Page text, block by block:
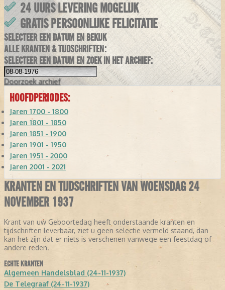
24 UURS LEVERING MOGELIJK
GRATIS PERSOONLIJKE FELICITATIE
SELECTEER EEN DATUM EN BEKIJK
ALLE KRANTEN & TIJDSCHRIFTEN:
SELECTEER EEN DATUM EN ZOEK IN HET ARCHIEF:
Doorzoek archief
HOOFDPERIODES:
Jaren 1700 - 1800
Jaren 1801 - 1850
Jaren 1851 - 1900
Jaren 1901 - 1950
Jaren 1951 - 2000
Jaren 2001 - 2021
KRANTEN EN TIJDSCHRIFTEN VAN WOENSDAG 24
NOVEMBER 1937
Krant van uw Geboortedag heeft onderstaande kranten en
tijdschriften leverbaar, ziet u geen selectie vermeld staand, dan
kan het zijn dat er niets is verschenen vanwege een feestdag of
andere reden.
ECHTE KRANTEN
Algemeen Handelsblad (24-11-1937)
De Telegraaf (24-11-1937)